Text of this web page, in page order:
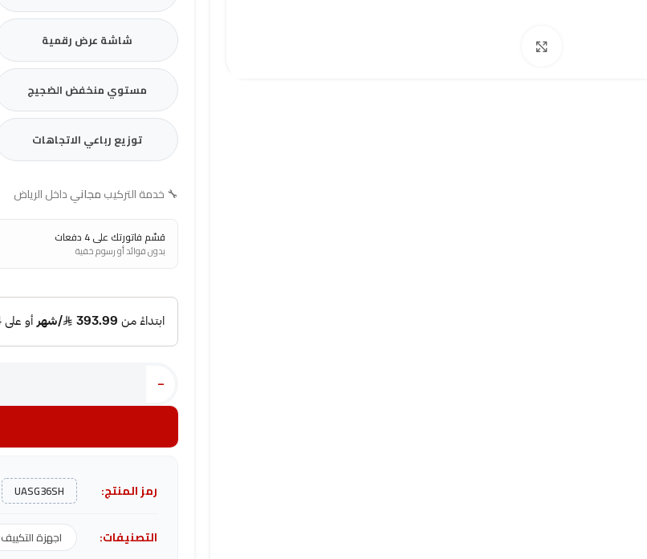
شاشة عرض رقمية
مستوي منخفض الضجيج
توزيع رباعي الاتجاهات
🔧خدمة التركيبمجانيداخل الرياض
قسّم فاتورتك على 4 دفعات
بدون فوائد أو رسوم خفية
-
رمز المنتج: UASG36SH
التصنيفات: اجهزة التكييف